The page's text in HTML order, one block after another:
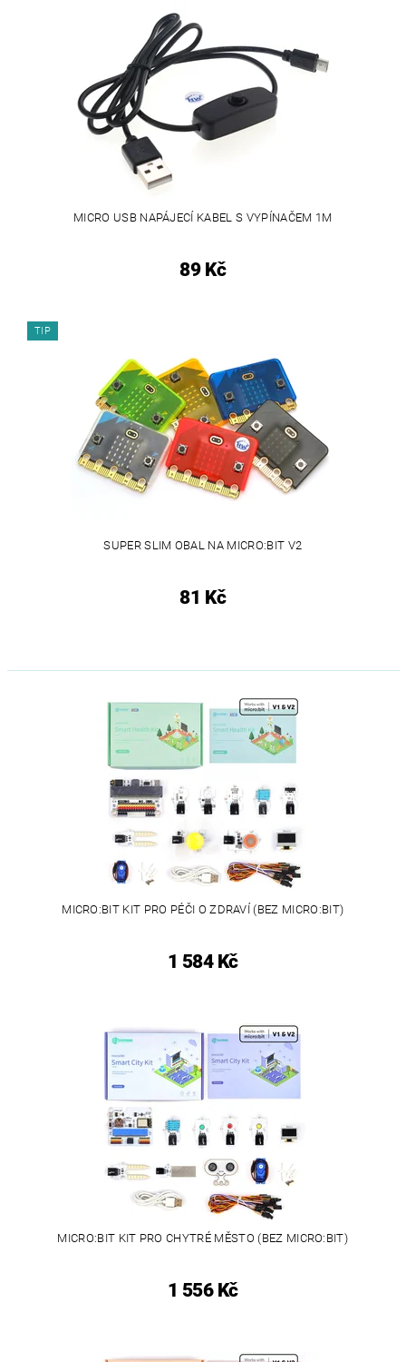
MICRO USB NAPÁJECÍ KABEL S VYPÍNAČEM 1M
89 Kč
TIP
SUPER SLIM OBAL NA MICRO:BIT V2
81 Kč
MICRO:BIT KIT PRO PÉČI O ZDRAVÍ (BEZ MICRO:BIT)
1 584 Kč
MICRO:BIT KIT PRO CHYTRÉ MĚSTO (BEZ MICRO:BIT)
1 556 Kč